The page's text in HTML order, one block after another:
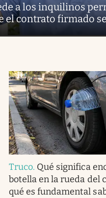
a los inquilinos
el contrato firmado
Truco. Qué significa
botella en la rueda del
qué es fundamental